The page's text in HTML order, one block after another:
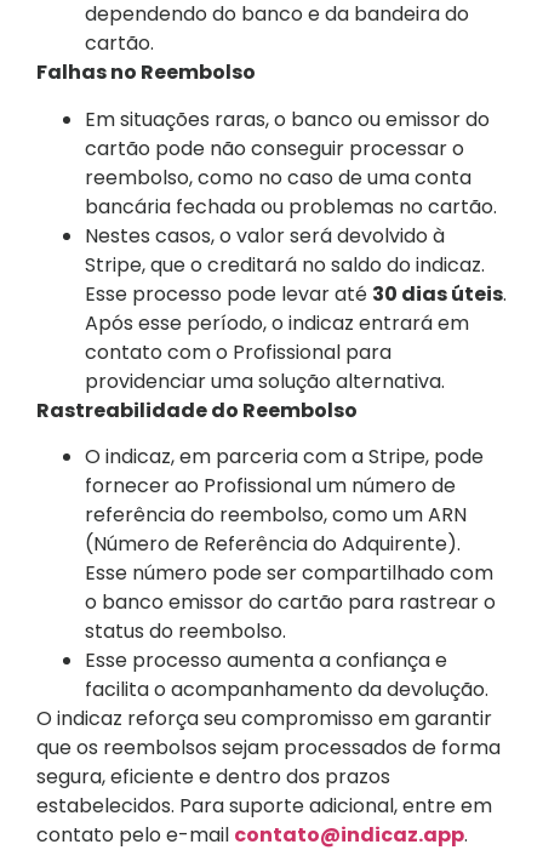
dependendo do banco e da bandeira do
cartão.
Falhas no Reembolso
Em situações raras, o banco ou emissor do
cartão pode não conseguir processar o
reembolso, como no caso de uma conta
bancária fechada ou problemas no cartão.
Nestes casos, o valor será devolvido à
Stripe, que o creditará no saldo do indicaz.
Esse processo pode levar até 30 dias úteis.
Após esse período, o indicaz entrará em
contato com o Profissional para
providenciar uma solução alternativa.
Rastreabilidade do Reembolso
O indicaz, em parceria com a Stripe, pode
fornecer ao Profissional um número de
referência do reembolso, como um ARN
(Número de Referência do Adquirente).
Esse número pode ser compartilhado com
o banco emissor do cartão para rastrear o
status do reembolso.
Esse processo aumenta a confiança e
facilita o acompanhamento da devolução.
O indicaz reforça seu compromisso em garantir
que os reembolsos sejam processados de forma
segura, eficiente e dentro dos prazos
estabelecidos. Para suporte adicional, entre em
contato pelo e-mail contato@indicaz.app.